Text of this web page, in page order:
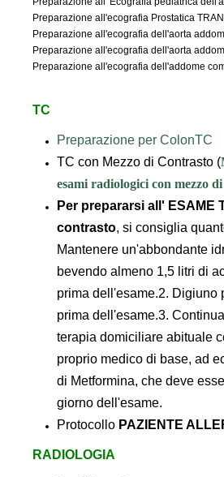
Preparazione all'ecografia Prostatica
Preparazione all'ecografia dell'aorta
Preparazione all'ecografia dell'aorta
Preparazione all'ecografia dell'addome
TC
Preparazione per ColonTC
TC con Mezzo di Contrasto (
esami radiologici con mezzo
Per prepararsi all' ESAME
contrasto, si consiglia
Mantenere un'abbondante
bevendo almeno 1,5 litri di
prima dell'esame.2. Digiuno
prima dell'esame.3.
terapia domiciliare abituale
proprio medico di base, ad
di Metformina, che deve
giorno dell'esame.
Protocollo PAZIENTE
RADIOLOGIA